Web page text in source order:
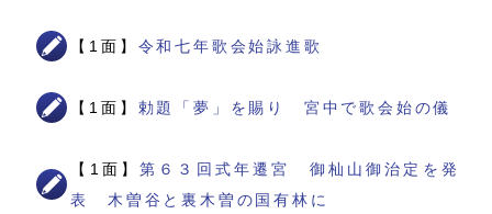
【1面】 令和七年歌会始詠進歌
【1面】 勅題「夢」を賜り 宮中で歌会始の儀
【1面】第６３回式年遷宮 御杣山御治定を発
表 木曽谷と裏木曽の国有林に